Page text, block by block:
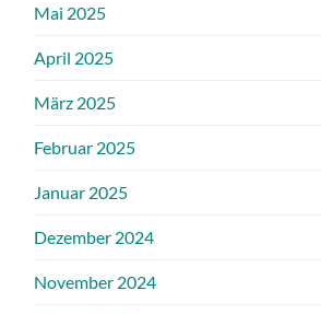
Mai 2025
April 2025
März 2025
Februar 2025
Januar 2025
Dezember 2024
November 2024